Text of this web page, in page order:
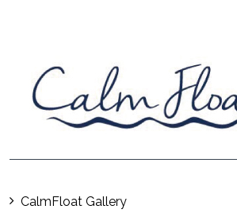
CalmFloat Gallery